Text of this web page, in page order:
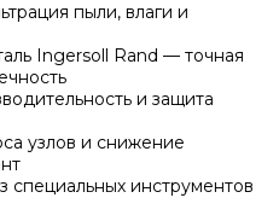
пыли, влаги и
Ingersoll Rand — точная
и защита
узлов и снижение
специальных инструментов